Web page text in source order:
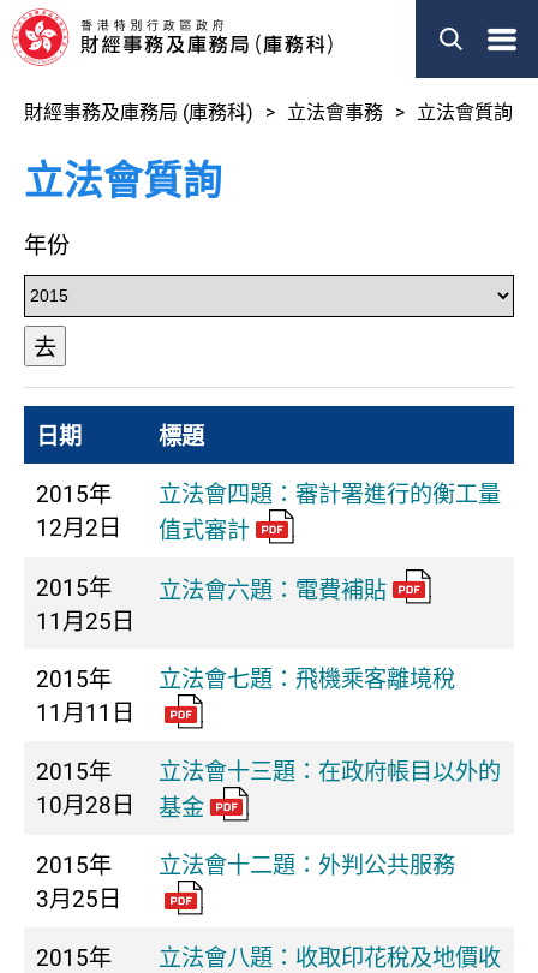
菜
財經事務及庫務局 (庫務科) 立法會事務 立法會質詢
立法會質詢
年份
去
日期 標題
2015年
12月2日
立法會四題：審計署進行的衡工量
值式審計
2015年
11月25日
立法會六題：電費補貼
2015年
11月11日
立法會七題：飛機乘客離境稅
2015年
10月28日
立法會十三題：在政府帳目以外的
基金
2015年
3月25日
立法會十二題：外判公共服務
2015年
立法會八題：收取印花稅及地價收